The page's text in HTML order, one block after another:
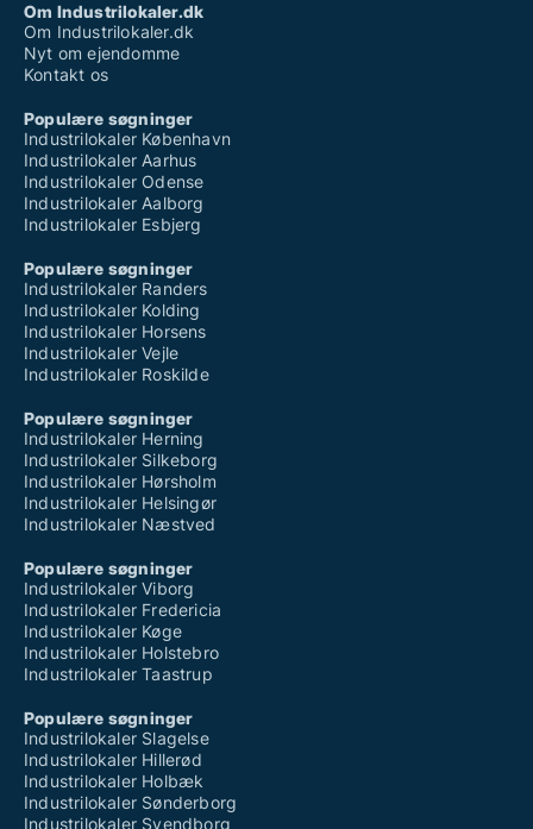
Om Industrilokaler.dk
Om Industrilokaler.dk
Nyt om ejendomme
Kontakt os
Populære søgninger
Industrilokaler København
Industrilokaler Aarhus
Industrilokaler Odense
Industrilokaler Aalborg
Industrilokaler Esbjerg
Populære søgninger
Industrilokaler Randers
Industrilokaler Kolding
Industrilokaler Horsens
Industrilokaler Vejle
Industrilokaler Roskilde
Populære søgninger
Industrilokaler Herning
Industrilokaler Silkeborg
Industrilokaler Hørsholm
Industrilokaler Helsingør
Industrilokaler Næstved
Populære søgninger
Industrilokaler Viborg
Industrilokaler Fredericia
Industrilokaler Køge
Industrilokaler Holstebro
Industrilokaler Taastrup
Populære søgninger
Industrilokaler Slagelse
Industrilokaler Hillerød
Industrilokaler Holbæk
Industrilokaler Sønderborg
Industrilokaler Svendborg